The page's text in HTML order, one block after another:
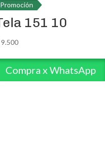
Promoción
151 10
9.500
Compra x WhatsApp